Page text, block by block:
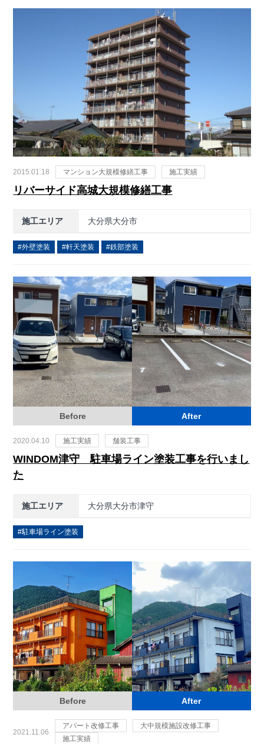
2015.01.18 マンション大規模修繕工事 施工実績
リバーサイド高城大規模修繕工事
施工エリア 大分県大分市
外壁塗装 軒天塗装 鉄部塗装
Before After
2020.04.10 施工実績 舗装工事
WINDOM津守 駐車場ライン塗装工事を行いまし
た
施工エリア 大分県大分市津守
駐車場ライン塗装
Before After
2021.11.06
アパート改修工事
大中規模施設改修工事
施工実績